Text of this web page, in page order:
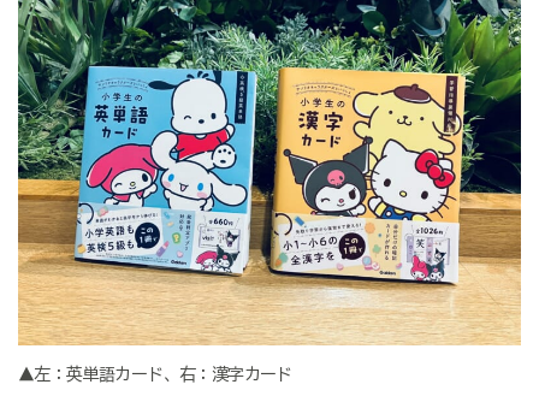
▲左：英単語カード、右：漢字カード